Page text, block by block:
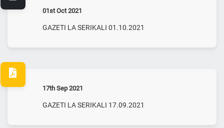
01st Oct 2021
GAZETI LA SERIKALI 01.10.2021
17th Sep 2021
GAZETI LA SERIKALI 17.09.2021